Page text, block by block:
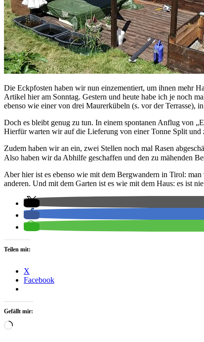
Die Eckpfosten haben wir nun einzementiert, um ihnen mehr
Artikel hier am Sonntag. Gestern und heute habe ich je noch
ebenso wie einer von drei Maurerkübeln (s. vor der Terrasse),
Doch es bleibt genug zu tun. In einem spontanen Anflug von
Hierfür warten wir auf die Lieferung von einer Tonne Split und
Zudem haben wir an ein, zwei Stellen noch mal Rasen
Also haben wir da Abhilfe geschaffen und den zu mähenden
Aber hier ist es ebenso wie mit dem Bergwandern in Tirol:
anderen. Und mit dem Garten ist es wie mit dem Haus: es ist
Teilen mit:
X
Facebook
Gefällt mir:
Wird